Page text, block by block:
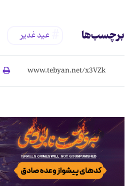
برچسب‌ها عید غدیر